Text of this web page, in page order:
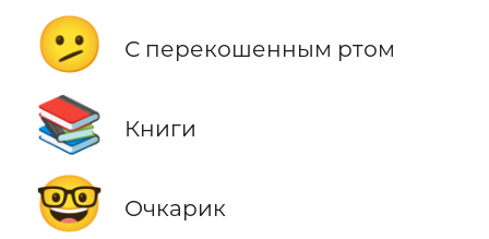
🫤 С перекошенным ртом
📚 Книги
🤓 Очкарик